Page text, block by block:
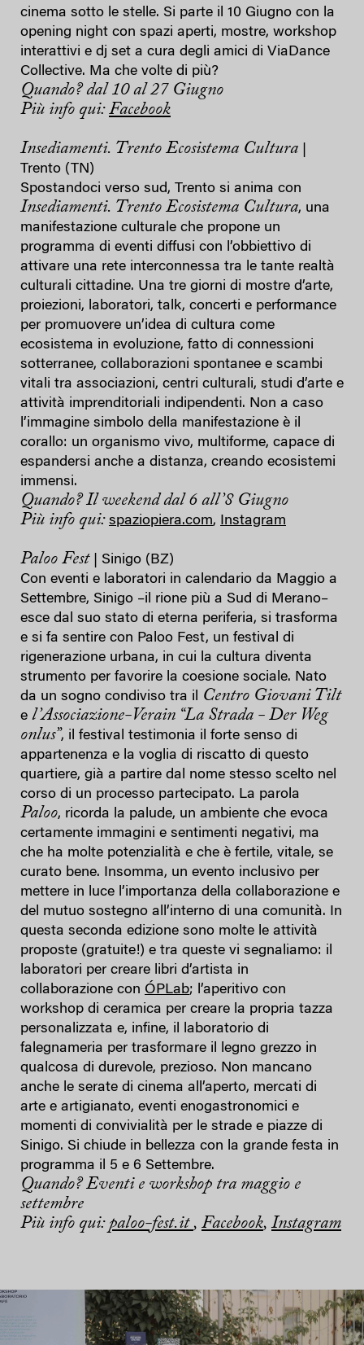
cinema sotto le stelle. Si parte il 10 Giugno con la
opening night con spazi aperti, mostre, workshop
interattivi e dj set a cura degli amici di ViaDance
Collective. Ma che volte di più?
Quando? dal 10 al 27 Giugno
Più info qui:Facebook
Insediamenti. Trento Ecosistema Cultura
Trento (TN)
Spostandoci verso sud, Trento si anima con
Insediamenti. Trento Ecosistema Cultura, una
manifestazione culturale che propone un
programma di eventi diffusi con l’obbiettivo di
attivare una rete interconnessa tra le tante realtà
culturali cittadine. Una tre giorni di mostre d’arte,
proiezioni, laboratori, talk, concerti e performance
per promuovere un’idea di cultura come
ecosistema in evoluzione, fatto di connessioni
sotterranee, collaborazioni spontanee e scambi
vitali tra associazioni, centri culturali, studi d’arte e
attività imprenditoriali indipendenti. Non a caso
l’immagine simbolo della manifestazione è il
corallo: un organismo vivo, multiforme, capace di
espandersi anche a distanza, creando ecosistemi
immensi.
Quando? Il weekend dal 6 all’8 Giugno
Più info qui: spaziopiera.com, Instagram
Paloo Fest
| Sinigo (BZ)
Con eventi e laboratori in calendario da Maggio a
Settembre, Sinigo –il rione più a Sud di Merano–
esce dal suo stato di eterna periferia, si trasforma
e si fa sentire con Paloo Fest, un festival di
rigenerazione urbana, in cui la cultura diventa
strumento per favorire la coesione sociale. Nato
da un sogno condiviso tra il Centro Giovani Tilt
e l’Associazione-Verain “La Strada - Der Weg
onlus”, il festival testimonia il forte senso di
appartenenza e la voglia di riscatto di questo
quartiere, già a partire dal nome stesso scelto nel
corso di un processo partecipato. La parola
Paloo, ricorda la palude, un ambiente che evoca
certamente immagini e sentimenti negativi, ma
che ha molte potenzialità e che è fertile, vitale, se
curato bene. Insomma, un evento inclusivo per
mettere in luce l’importanza della collaborazione e
del mutuo sostegno all’interno di una comunità. In
questa seconda edizione sono molte le attività
proposte (gratuite!) e tra queste vi segnaliamo: il
laboratori per creare libri d’artista in
collaborazione con ÓPLab; l’aperitivo con
workshop di ceramica per creare la propria tazza
personalizzata e, infine, il laboratorio di
falegnameria per trasformare il legno grezzo in
qualcosa di durevole, prezioso. Non mancano
anche le serate di cinema all’aperto, mercati di
arte e artigianato, eventi enogastronomici e
momenti di convivialità per le strade e piazze di
Sinigo. Si chiude in bellezza con la grande festa in
programma il 5 e 6 Settembre.
Quando? Eventi e workshop tra maggio e
settembre
Più info qui: paloo-fest.it , Facebook, Instagram